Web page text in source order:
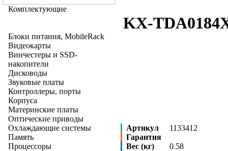
Комплектующие
Блоки питания, MobileRack
Видеокарты
Винчестеры и SSD-
накопители
Дисководы
Звуковые платы
Контроллеры, порты
Корпуса
Материнские платы
Оптические приводы
Охлаждающие системы
Память
Процессоры
KX-
Артикул
1133412
Гарантия
Вес (кг)
0.58